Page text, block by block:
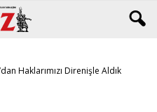
Haklarımızı Direnişle Aldık